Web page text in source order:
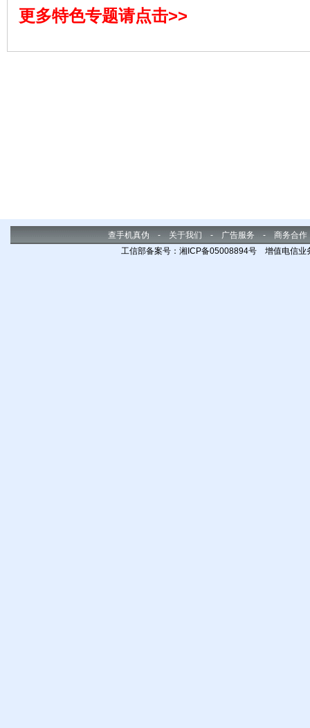
频内容。拥有会员等级积分系统，
随着经验值增长，享受的特权服务
更多特色专题请点击>>
查手机真伪 - 关于我们 - 广告服务 - 商务合作
工信部备案号：湘ICP备05008894号 增值电信